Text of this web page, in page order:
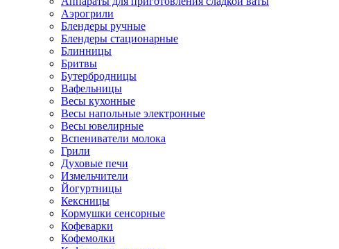
Аэрогрили
Блендеры ручные
Блендеры стационарные
Блинницы
Бритвы
Бутербродницы
Вафельницы
Весы кухонные
Весы напольные электронные
Весы ювелирные
Вспениватели молока
Грили
Духовые печи
Измельчители
Йогуртницы
Кексницы
Кормушки сенсорные
Кофеварки
Кофемолки